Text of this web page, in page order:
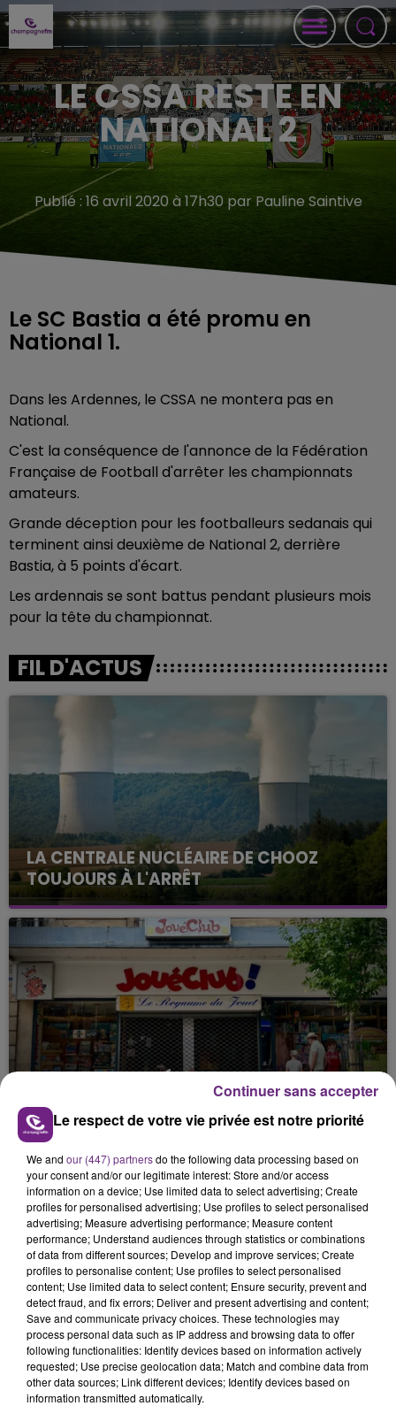
LE CSSA RESTE EN
NATIONAL 2
Publié : 16 avril 2020 à 17h30 par Pauline Saintive
Le SC Bastia a été promu en
National 1.
Dans les Ardennes, le CSSA ne montera pas en
National.
C'est la conséquence de l'annonce de la Fédération
Française de Football d'arrêter les championnats
amateurs.
Grande déception pour les footballeurs sedanais qui
terminent ainsi deuxième de National 2, derrière
Bastia, à 5 points d'écart.
Les ardennais se sont battus pendant plusieurs mois
pour la tête du championnat.
FIL D'ACTUS
LA CENTRALE NUCLÉAIRE DE CHOOZ
TOUJOURS À L'ARRÊT
Cela fait déjà une semaine que la centrale
nucléaire ardennaise est à l'arrêt. Une situation
justifiée par la sécheresse intense qui est toujours
présente.
LE MAGASIN JOUÉCLUB DE REIMS FERME
SES PORTES
C'était l'une des institutions du centre-ville
rémois. Le magasin JouéClub est contraint de
fermer ses portes.
TITRES DIFFUSÉS
6h09
6h09 6h06
6h06
Le respect de votre vie privée est notre priorité
We and our (447) partnersdo the following data processing based on
your consent and/or our legitimate interest: Store and/or access
information on a device; Use limited data to select advertising; Create
profiles for personalised advertising; Use profiles to select personalised
advertising; Measure advertising performance; Measure content
performance; Understand audiences through statistics or combinations
of data from different sources; Develop and improve services; Create
profiles to personalise content; Use profiles to select personalised
content; Use limited data to select content; Ensure security, prevent and
detect fraud, and fix errors; Deliver and present advertising and content;
Save and communicate privacy choices. These technologies may
process personal data such as IP address and browsing data to offer
following functionalities: Identify devices based on information actively
requested; Use precise geolocation data; Match and combine data from
other data sources; Link different devices; Identify devices based on
information transmitted automatically.
Continuer sans accepter